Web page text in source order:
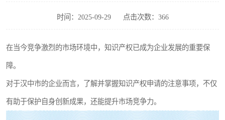
时间：2025-09-29 点击次数：366
在当今竞争激烈的市场环境中，知识产权已成为企业发展的重要保
障。
对于汉中市的企业而言，了解并掌握知识产权申请的注意事项，不仅
有助于保护自身创新成果，还能提升市场竞争力。